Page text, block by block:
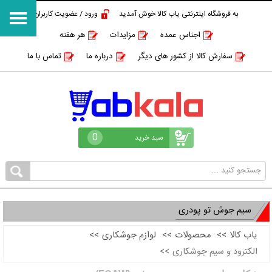
به فروشگاه اینترنتی یاب کالا خوش آمدید ورود / عضویت کاربران
اجناس عمده مزایدات
هر هفته
سفارش کالا از کشور های دیگر
درباره ما تماس با ما
سبد خرید 0
سیم جوش تو پودری
یاب کالا >> محصولات >> لوازم جوشکاری >>
الکترود و سیم جوشکاری >>